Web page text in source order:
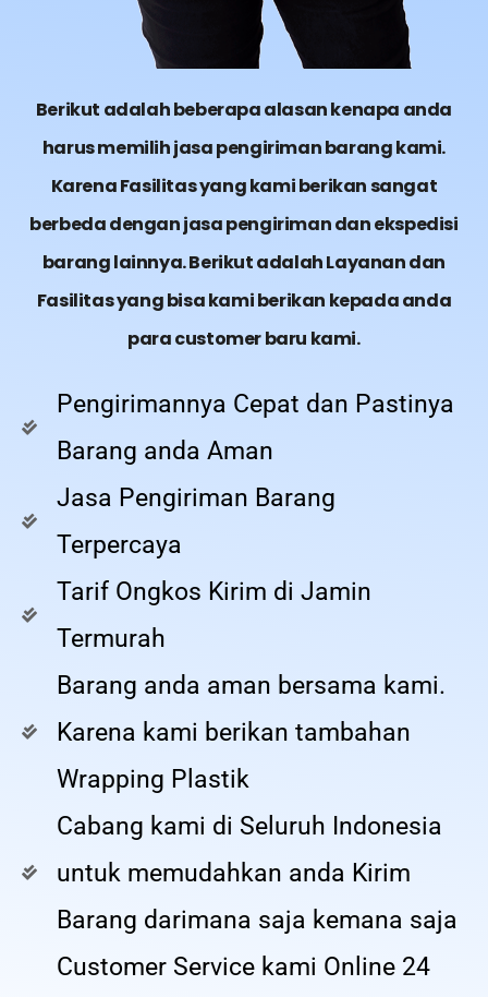
Berikut adalah beberapa alasan kenapa anda
harus memilih jasa pengiriman barang kami.
Karena Fasilitas yang kami berikan sangat
berbeda dengan jasa pengiriman dan ekspedisi
barang lainnya. Berikut adalah Layanan dan
Fasilitas yang bisa kami berikan kepada anda
para customer baru kami.
Pengirimannya Cepat dan Pastinya
Barang anda Aman
Jasa Pengiriman Barang
Terpercaya
Tarif Ongkos Kirim di Jamin
Termurah
Barang anda aman bersama kami.
Karena kami berikan tambahan
Wrapping Plastik
Cabang kami di Seluruh Indonesia
untuk memudahkan anda Kirim
Barang darimana saja kemana saja
Customer Service kami Online 24